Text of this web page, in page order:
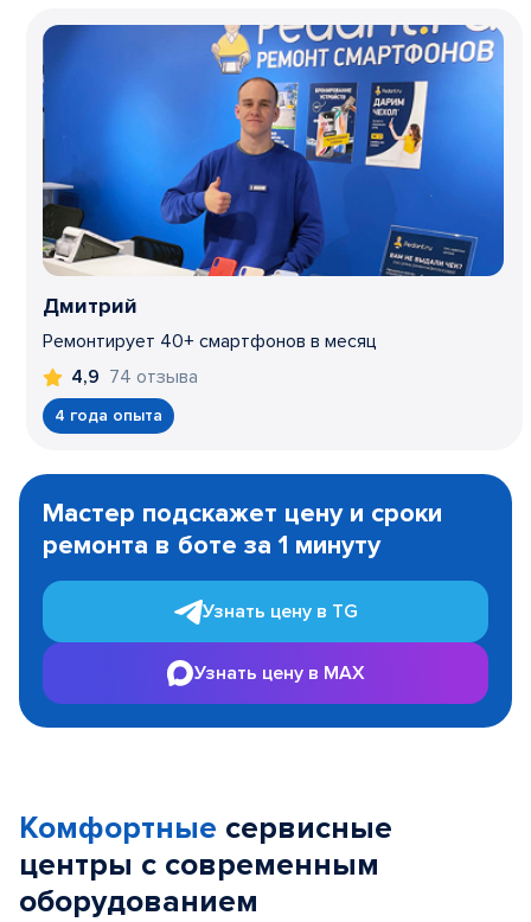
Дмитрий
Ремонтирует 40+ смартфонов в месяц
4,9 74 отзыва
4 года опыта
1
Мастер подскажет цену и сроки
ремонта в боте за 1 минуту
Узнать цену в TG
Узнать цену в MAX
Комфортные сервисные
центры с современным
оборудованием